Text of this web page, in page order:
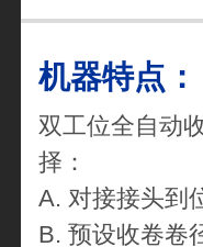
机器特点：
双工位全自动
择：
A. 对接接头到
B. 预设收卷卷